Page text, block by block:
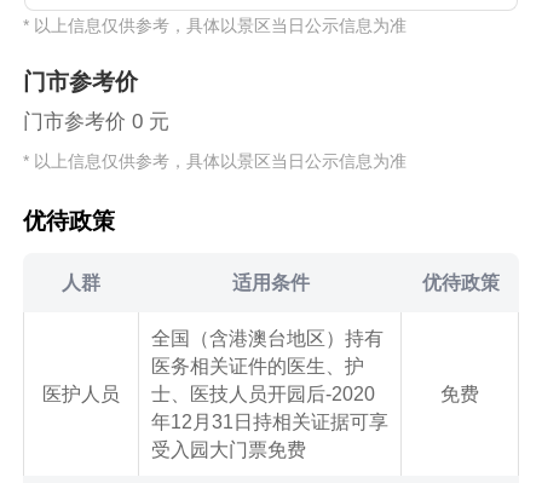
* 以上信息仅供参考，具体以景区当日公示信息为准
门市参考价
门市参考价 0 元
* 以上信息仅供参考，具体以景区当日公示信息为准
优待政策
人群 适用条件 优待政策
医护人员
全国（含港澳台地区）持有
医务相关证件的医生、护
士、医技人员开园后-2020
年12月31日持相关证据可享
受入园大门票免费
免费